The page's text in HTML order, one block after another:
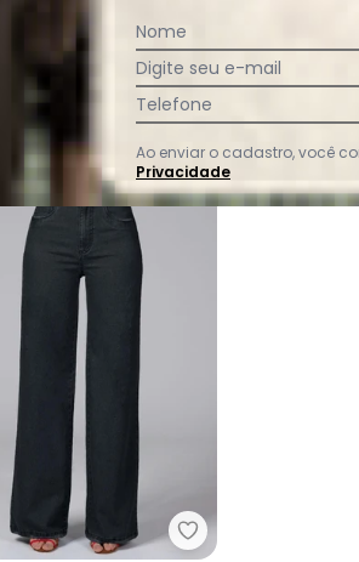
todas as avaliações
Pantalona Preta Clochard com
Quintess - Calça
Nome
Digite seu e-mail
Telefone
Ao enviar o cadastro, você
Privacidade